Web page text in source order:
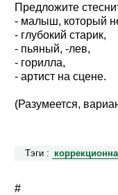
Предложите
- малыш, который
- глубокий старик,
- пьяный, -лев,
- горилла,
- артист на сцене.
(Разумеется,
Тэги :
#